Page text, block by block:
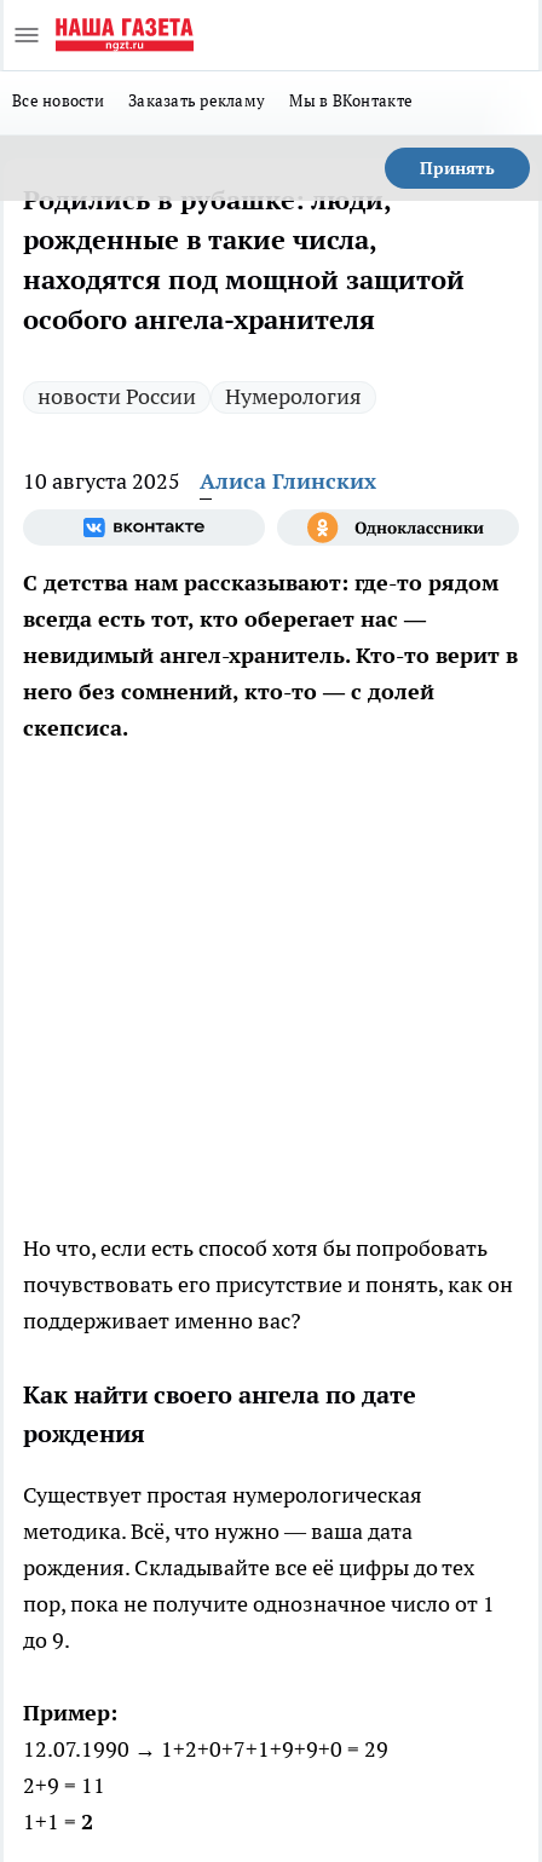
Все новости Заказать рекламу Мы в ВКонтакте
Принять
Родились в рубашке: люди,
рожденные в такие числа,
находятся под мощной защитой
особого ангела-хранителя
новости России Нумерология
10 августа 2025 Алиса Глинских
С детства нам рассказывают: где-то рядом
всегда есть тот, кто оберегает нас —
невидимый ангел-хранитель. Кто-то верит в
него без сомнений, кто-то — с долей
скепсиса.
Но что, если есть способ хотя бы попробовать
почувствовать его присутствие и понять, как он
поддерживает именно вас?
Как найти своего ангела по дате
рождения
Существует простая нумерологическая
методика. Всё, что нужно — ваша дата
рождения. Складывайте все её цифры до тех
пор, пока не получите однозначное число от 1
до 9.
Пример:
12.07.1990 → 1+2+0+7+1+9+9+0 = 29
2+9 = 11
1+1 = 2